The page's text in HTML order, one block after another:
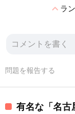
expand_lessラ
問題を報告する
有名な「名古